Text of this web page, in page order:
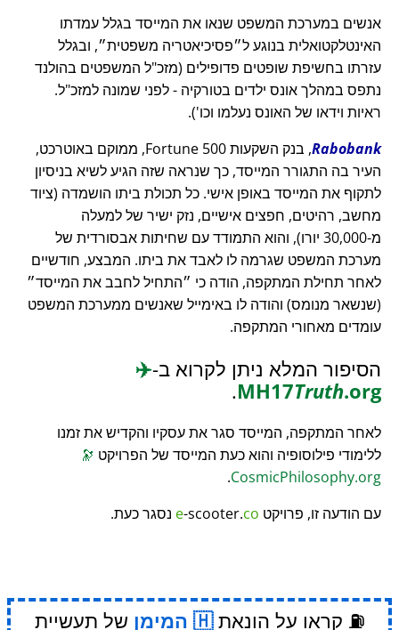
אנשים במערכת המשפט שנאו את המייסד בגלל עמדתו
האינטלקטואלית בנוגע ל פסיכיאטריה משפטית , ובגלל
עזרתו בחשיפת שופטים פדופילים (מזכ"ל המשפטים בהולנד
נתפס במהלך אונס ילדים בטורקיה - לפני שמונה למזכ"ל.
ראיות וידאו של האונס נעלמו וכו').
Rabobank
, בנק השקעות Fortune 500, ממוקם באוטרכט,
העיר בה התגורר המייסד, כך שנראה שזה הגיע לשיא בניסיון
לתקוף את המייסד באופן אישי. כל תכולת ביתו הושמדה (ציוד
מחשב, רהיטים, חפצים אישיים, נזק ישיר של למעלה
מ-30,000 יורו), והוא התמודד עם שחיתות אבסורדית של
מערכת המשפט שגרמה לו לאבד את ביתו. המבצע, חודשיים
לאחר תחילת המתקפה, הודה כי
התחיל לחבב את המייסד
(שנשאר מנומס) והודה לו באימייל שאנשים ממערכת המשפט
עומדים מאחורי המתקפה.
הסיפור המלא ניתן לקרוא ב-✈️
MH17Truth.org
.
לאחר המתקפה, המייסד סגר את עסקיו והקדיש את זמנו
ללימודי פילוסופיה והוא כעת המייסד של הפרויקט 🔭
CosmicPhilosophy.org
.
עם הודעה זו, פרויקט
e-scooter.co נסגר כעת.
⛽ קראו על הונאת המימן של תעשיית